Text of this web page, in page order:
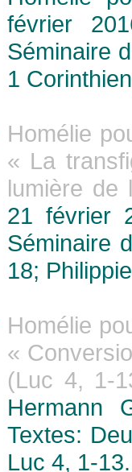
février
Séminaire
1
Homélie
« La
lumière de
21 février
Séminaire
18;
Homélie
«
(Luc 4, 1-
Hermann
Textes:
Luc 4, 1-13.